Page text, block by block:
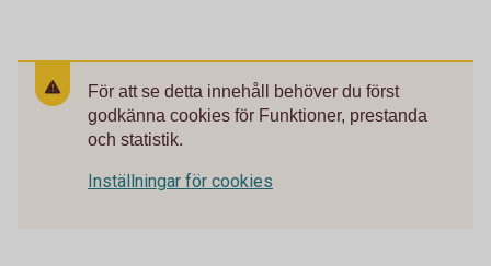
För att se detta innehåll behöver du först
godkänna cookies för Funktioner, prestanda
och statistik.
Inställningar för cookies